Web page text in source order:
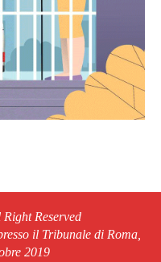
Reserved
il Tribunale di Roma,
2019